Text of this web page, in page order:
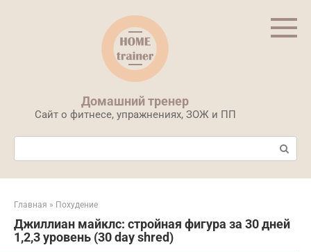
Домашний тренер
Сайт о фитнесе, упражнениях, ЗОЖ и ПП
Поиск:
Главная » Похудение
Джиллиан майклс: стройная фигура за 30 дней
1,2,3 уровень (30 day shred)